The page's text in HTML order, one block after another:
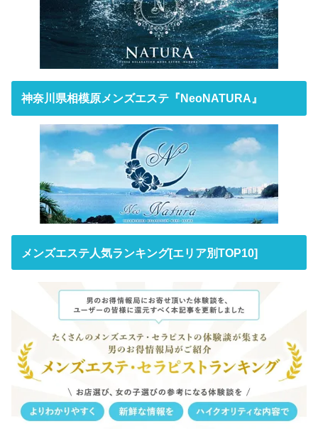
神奈川県相模原メンズエステ『NeoNATURA』
メンズエステ人気ランキング[エリア別TOP10]